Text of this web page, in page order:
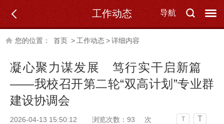
导航
工作动态
您的位置： 首页 > 工作动态>详细内容
凝心聚力谋发展 笃行实干启新篇
——我校召开第二轮“双高计划”专业群
建设协调会
2026-04-13 15:50:12 浏览次数： 93 次 T T